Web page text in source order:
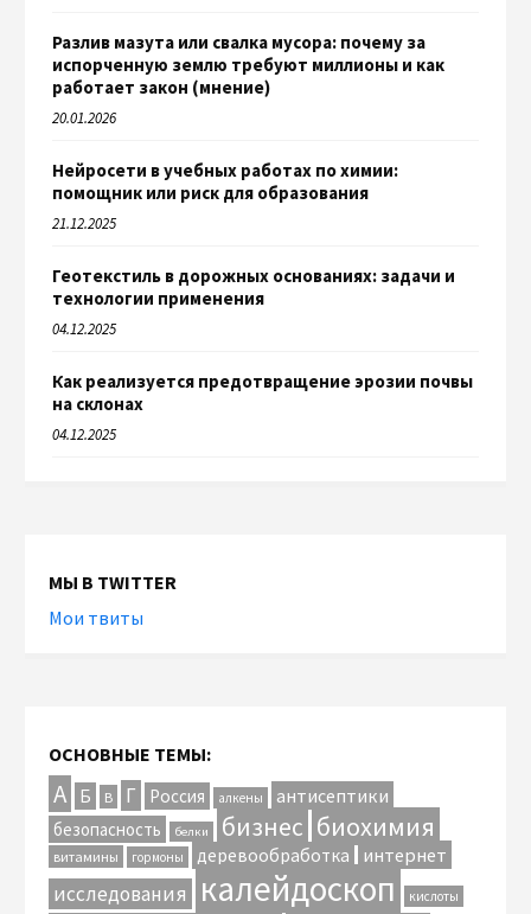
Разлив мазута или свалка мусора: почему за
испорченную землю требуют миллионы и как
работает закон (мнение)
20.01.2026
Нейросети в учебных работах по химии:
помощник или риск для образования
21.12.2025
Геотекстиль в дорожных основаниях: задачи и
технологии применения
04.12.2025
Как реализуется предотвращение эрозии почвы
на склонах
04.12.2025
МЫ В TWITTER
Мои твиты
ОСНОВНЫЕ ТЕМЫ:
А Б В Г Россия алкены антисептики
безопасность белки бизнес биохимия
витамины гормоны деревообработка интернет
исследования калейдоскоп кислоты